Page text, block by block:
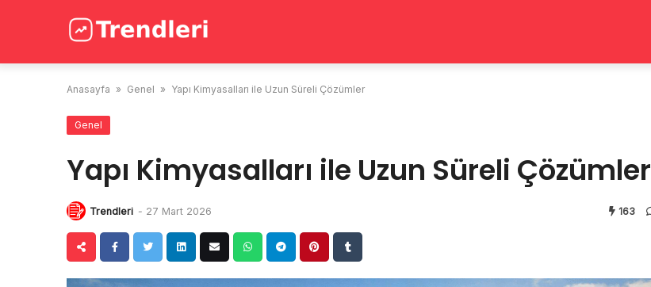
Anasayfa » Genel » Yapı Kimyasalları ile Uzun Süreli Çözümler
Genel
Yapı Kimyasalları ile Uzun Süreli Çözümler
Trendleri - 27 Mart 2026 163